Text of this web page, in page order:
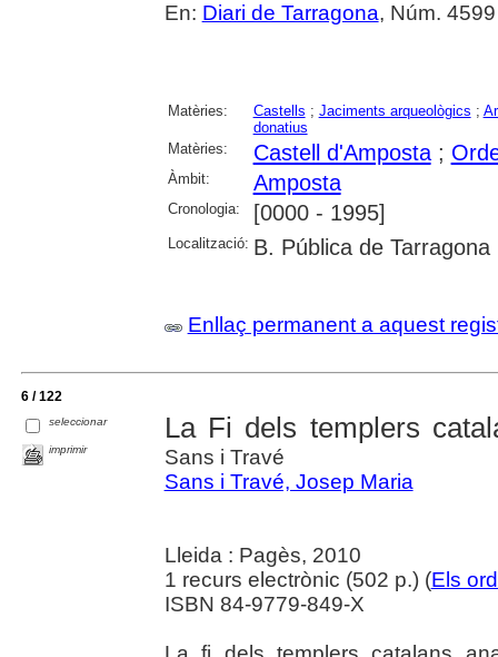
En: Diari de Tarragona, Núm.
Matèries: Castells ; Jaciments arqueològics ;
donatius
Matèries:
Castell d'Amposta;
Àmbit: Amposta
Cronologia: [0000 - 1995]
Localització: B. Pública de Tarragona
Enllaç permanent a aquest
6 / 122
seleccionar
imprimir
La Fi dels templers
Sans i Travé
Sans i Travé, Josep Maria
Lleida : Pagès, 2010
1 recurs electrònic (502 p.) (Els
ISBN 84-9779-849-X